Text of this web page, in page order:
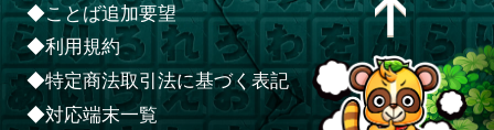
◆ことば追加要望
◆利用規約
◆特定商法取引法に基づく表記
◆対応端末一覧